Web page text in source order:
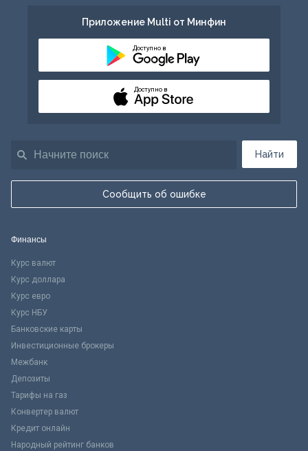
Найти
Сообщить об ошибке
Приложение Multi от Минфин
Доступно в
Доступно в
Финансы
Курс валют
Курс доллара
Курс евро
Курс НБУ
Банковские карты
Инвестиционные брокеры
Межбанк
Депозиты
Тарифы на газ
Конвертер валют
Кредит онлайн
Народный рейтинг банков